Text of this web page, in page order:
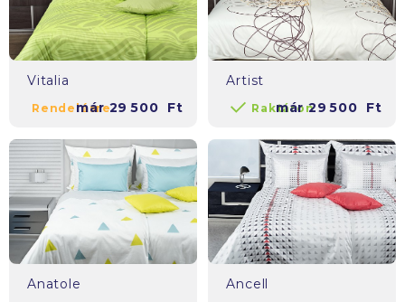
Vitalia
Rendelésre
már29 500 Ft
Artist
Raktáron
már29 500 Ft
Anatole Ancell